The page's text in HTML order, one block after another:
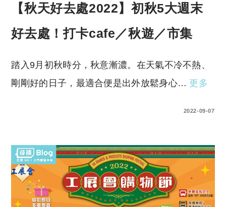
【秋天好去處2022】初秋5大週末
好去處！打卡cafe／秋遊／市集
踏入9月初秋時分，秋意漸濃。在天氣不冷不熱、
剛剛好的日子，最適合便是出外放鬆身心… 更多
2022-09-07